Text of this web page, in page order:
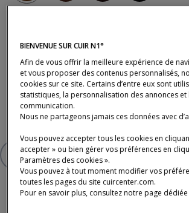
Nombreux autres revêtements, coloris et
Prix actuel
1 990 € Ancien prix
2 634 €
Tarif promotionnel, valable jusqu'au 16/08/2026
* Prix TTC conseillé, hors livraison (tarifs en magasin).
AJOUTER À VOTRE
BIENVENUE SUR CUIR N1°
Afin de vous offrir la meilleure expérience de
et vous proposer des contenus personnalisés,
cookies sur ce site. Certains d’entre eux sont
statistiques, la personnalisation des annonces
communication.
Nous ne partageons jamais ces données avec
Vous pouvez accepter tous les cookies en
accepter » ou bien gérer vos préférences en
Paramètres des cookies ».
Vous pouvez à tout moment modifier vos
toutes les pages du site cuircenter.com.
Pour en savoir plus, consultez notre page